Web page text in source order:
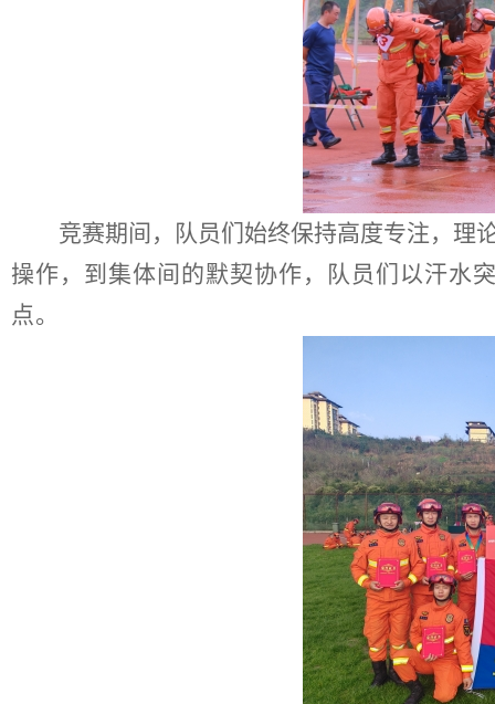
竞赛期间 ，队员们始终保持高度专注， 理
操作，到集体间的默契协作，队员们以汗水
点。